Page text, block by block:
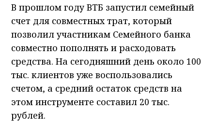
В прошлом году ВТБ запустил семейный
счет для совместных трат, который
позволил участникам Семейного банка
совместно пополнять и расходовать
средства. На сегодняшний день около 100
тыс. клиентов уже воспользовались
счетом, а средний остаток средств на
этом инструменте составил 20 тыс.
рублей.